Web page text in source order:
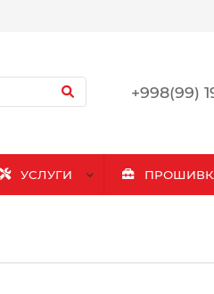
+998(99)
УСЛУГИ